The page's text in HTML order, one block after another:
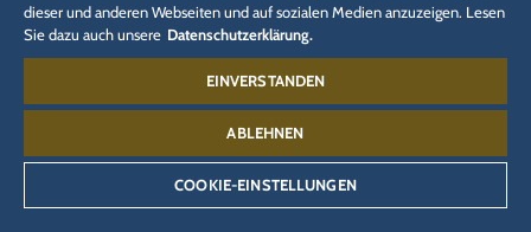
Alle Leistungen und Vorteile einer Gültigkeit stehen Ihnen erst ab dem
Startdatum zur Verfügung.
Wie verlängere oder reaktiviere ich meinen ParkingPass? Ich hatte
Verlängerung/Reaktivierung hinzufügen? Ich hatte einen ParkingPass,
dieser und anderen Webseiten und auf sozialen Medien anzuzeigen. Lesen
Sie dazu auch unsere Datenschutzerklärung.
EINVERSTANDEN
ABLEHNEN
COOKIE-EINSTELLUNGEN